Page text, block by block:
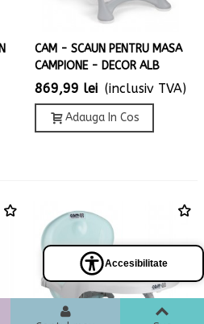
CAM - SCAUN PENTRU MASA
CAMPIONE - DECOR ALB
869,99 lei (inclusiv TVA)
Adauga In Cos
Accesibilitate
Panel
de
accesibilidad